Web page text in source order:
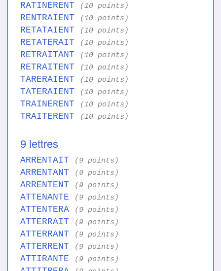
RATINERENT (10 points)
RENTRAIENT (10 points)
RETATAIENT (10 points)
RETATERAIT (10 points)
RETRAITANT (10 points)
RETRAITENT (10 points)
TARERAIENT (10 points)
TATERAIENT (10 points)
TRAINERENT (10 points)
TRAITERENT (10 points)
9 lettres
ARRENTAIT (9 points)
ARRENTANT (9 points)
ARRENTENT (9 points)
ATTENANTE (9 points)
ATTENTERA (9 points)
ATTERRAIT (9 points)
ATTERRANT (9 points)
ATTERRENT (9 points)
ATTIRANTE (9 points)